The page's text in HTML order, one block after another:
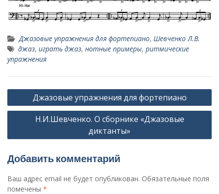
Джазовые упражнения для фортепиано, Шевченко Л.В.
джаз, играть джаз, нотные примеры, ритмические
упражнения
Навигация
по
записям
Джазовые упражнения для фортепиано
Н.И.Шевченко. О сборнике «Джазовые
диктанты»
Добавить комментарий
Ваш адрес email не будет опубликован. Обязательные поля
помечены *